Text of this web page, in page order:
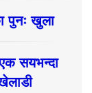
पुनः खुला
सयभन्दा